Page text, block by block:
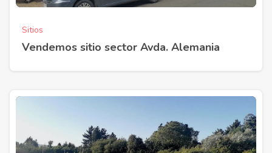
Sitios
Vendemos sitio sector Avda. Alemania